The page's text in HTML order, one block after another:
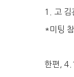
1. 고 김
*미팅
한편,